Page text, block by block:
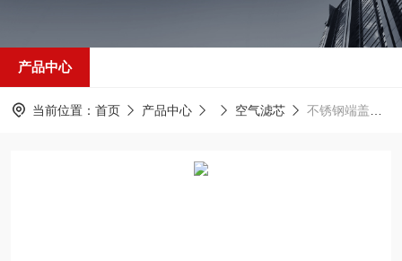
产品中心
当前位置： 首页 产品中心 空气滤芯 不锈钢端盖空气净化滤筒K320*1000mm参数